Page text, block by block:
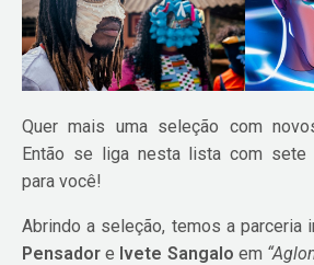
Quer mais uma seleção com
Então se liga nesta lista com sete
para você!
Abrindo a seleção, temos a parceria
Pensador e Ivete Sangalo em